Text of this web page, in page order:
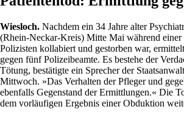
Wiesloch. Nachdem ein 34 Jahre alter
(Rhein-Neckar-Kreis) Mitte Mai während
Polizisten kollabiert und gestorben war,
gegen fünf Polizeibeamte. Es bestehe der
Tötung, bestätigte ein Sprecher der
Mittwoch. »Das Verhalten der Pfleger und
ebenfalls Gegenstand der Ermittlungen.« Die
dem vorläufigen Ergebnis einer Obduktion